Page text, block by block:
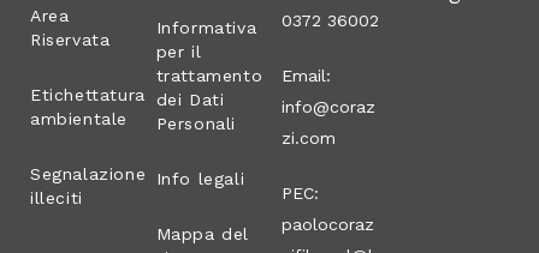
Area
Riservata
Etichettatura
ambientale
Segnalazione
illeciti
Informativa
per il
trattamento
dei Dati
Personali
Info legali
Mappa del
0372 36002
Email:
info@coraz
zi.com
PEC:
paolocoraz